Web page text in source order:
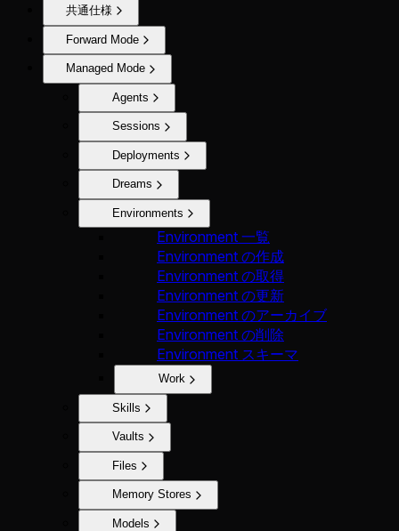
共通仕様
Forward Mode
Managed Mode
Agents
Sessions
Deployments
Dreams
Environments
Environment 一覧
Environment の作成
Environment の取得
Environment の更新
Environment のアーカイブ
Environment の削除
Environment スキーマ
Work
Skills
Vaults
Files
Memory Stores
Models